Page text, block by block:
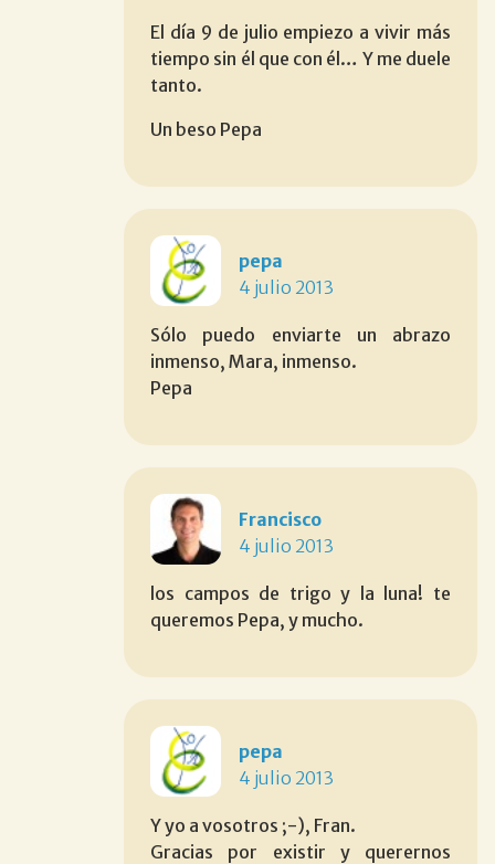
El día 9 de julio empiezo a vivir más
tiempo sin él que con él… Y me duele
tanto.
Un beso Pepa
pepa
4 julio 2013
Sólo puedo enviarte un abrazo
inmenso, Mara, inmenso.
Pepa
Francisco
4 julio 2013
los campos de trigo y la luna! te
queremos Pepa, y mucho.
pepa
4 julio 2013
Y yo a vosotros ;-), Fran.
Gracias por existir y querernos